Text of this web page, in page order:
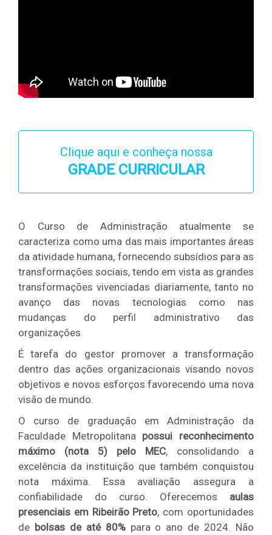
Clique aqui e conheça nossa
GRADE CURRICULAR
O Curso de Administração atualmente se
caracteriza como uma das mais importantes áreas
da atividade humana, fornecendo subsídios para as
transformações sociais, tendo em vista as grandes
transformações vivenciadas diariamente, tanto no
avanço das novas tecnologias como nas
mudanças do perfil administrativo das
organizações.
É tarefa do gestor promover a transformação
dentro das ações organizacionais visando novos
objetivos e novos esforços favorecendo uma nova
visão de mundo.
O curso de graduação em Administração da
Faculdade Metropolitana possui reconhecimento
máximo (nota 5) pelo MEC, consolidando a
excelência da instituição que também conquistou
nota máxima. Essa avaliação assegura a
confiabilidade do curso. Oferecemos aulas
presenciais em Ribeirão Preto, com oportunidades
de bolsas de até 80%para o ano de 2024. Não